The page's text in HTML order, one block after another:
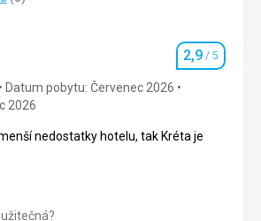
2,0/ 5
2,0
Hodnocení
2,9 / 5
Datum pobytu: Červenec 2026
2026
nedostatky hotelu, tak Kréta je
nedostatky hotelu, tak Kréta je